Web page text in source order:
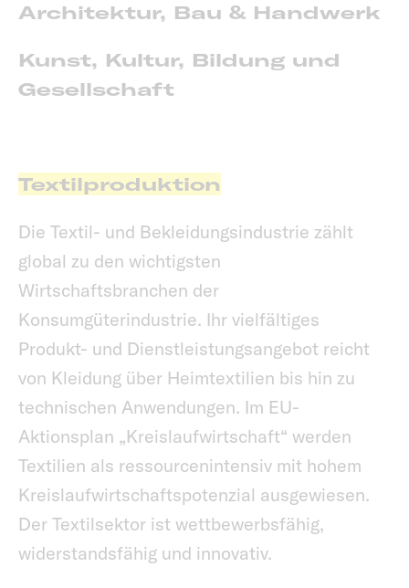
Architektur, Bau & Handwerk
Kunst, Kultur, Bildung und
Gesellschaft
Textilproduktion
Die Textil- und Bekleidungsindustrie zählt
global zu den wichtigsten
Wirtschaftsbranchen der
Konsumgüterindustrie. Ihr vielfältiges
Produkt- und Dienstleistungsangebot reicht
von Kleidung über Heimtextilien bis hin zu
technischen Anwendungen. Im EU-
Aktionsplan „Kreislaufwirtschaft“ werden
Textilien als ressourcenintensiv mit hohem
Kreislaufwirtschaftspotenzial ausgewiesen.
Der Textilsektor ist wettbewerbsfähig,
widerstandsfähig und innovativ.